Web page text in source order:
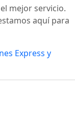
mejor servicio.
aquí para
Express y